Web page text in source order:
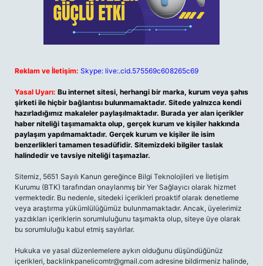
Reklam ve İletişim: Skype: live:.cid.575569c608265c69
Yasal Uyarı: Bu internet sitesi, herhangi bir marka, kurum veya şahıs
şirketi ile hiçbir bağlantısı bulunmamaktadır. Sitede yalnızca kendi
hazırladığımız makaleler paylaşılmaktadır. Burada yer alan içerikler
haber niteliği taşımamakta olup, gerçek kurum ve kişiler hakkında
paylaşım yapılmamaktadır. Gerçek kurum ve kişiler ile isim
benzerlikleri tamamen tesadüfidir. Sitemizdeki bilgiler taslak
halindedir ve tavsiye niteliği taşımazlar.
Sitemiz, 5651 Sayılı Kanun gereğince Bilgi Teknolojileri ve İletişim
Kurumu (BTK) tarafından onaylanmış bir Yer Sağlayıcı olarak hizmet
vermektedir. Bu nedenle, sitedeki içerikleri proaktif olarak denetleme
veya araştırma yükümlülüğümüz bulunmamaktadır. Ancak, üyelerimiz
yazdıkları içeriklerin sorumluluğunu taşımakta olup, siteye üye olarak
bu sorumluluğu kabul etmiş sayılırlar.
Hukuka ve yasal düzenlemelere aykırı olduğunu düşündüğünüz
içerikleri, backlinkpanelicomtr@gmail.com adresine bildirmeniz halinde,